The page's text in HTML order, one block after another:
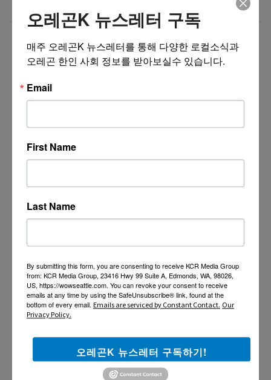
오레곤K 뉴스레터 구독
매주 오레곤K 뉴스레터를 통해 다양한 로컬소식과
오레곤 한인 사회 정보를 받아보실수 있습니다.
Email
First Name
Last Name
By submitting this form, you are consenting to receive KCR Media Group
from: KCR Media Group, 23416 Hwy 99 Suite A, Edmonds, WA, 98026,
US, https://wowseattle.com. You can revoke your consent to receive
emails at any time by using the SafeUnsubscribe® link, found at the
bottom of every email. Emails are serviced by Constant Contact. Our
Privacy Policy.
오레곤K 뉴스레터 구독하기!